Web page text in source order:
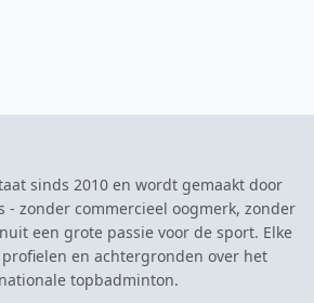
sinds 2010 en wordt gemaakt door
zonder commercieel oogmerk, zonder
een grote passie voor de sport. Elke
en achtergronden over het
topbadminton.